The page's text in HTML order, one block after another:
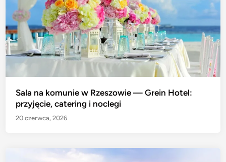
Sala na komunie w Rzeszowie — Grein Hotel:
przyjęcie, catering i noclegi
20 czerwca, 2026